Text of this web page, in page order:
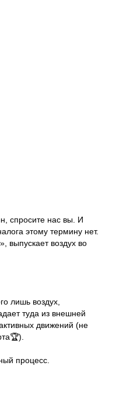
спросите нас вы. И
этому термину нет.
выпускает воздух во
лишь воздух,
туда из внешней
движений (не
процесс.